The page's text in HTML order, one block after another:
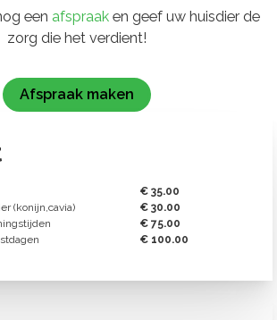
een afspraak en geef uw huisdier de
zorg die het verdient!
Afspraak maken
(konijn,cavia)
€ 35.00
€ 30.00
€ 75.00
€ 100.00